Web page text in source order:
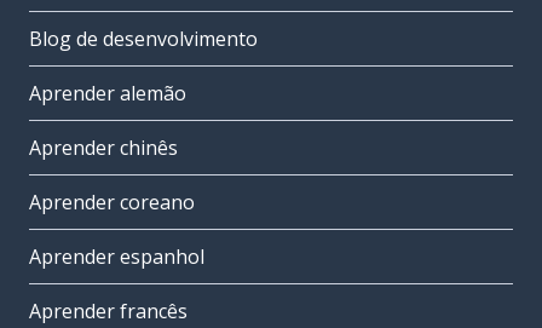
Blog de desenvolvimento
Aprender alemão
Aprender chinês
Aprender coreano
Aprender espanhol
Aprender francês